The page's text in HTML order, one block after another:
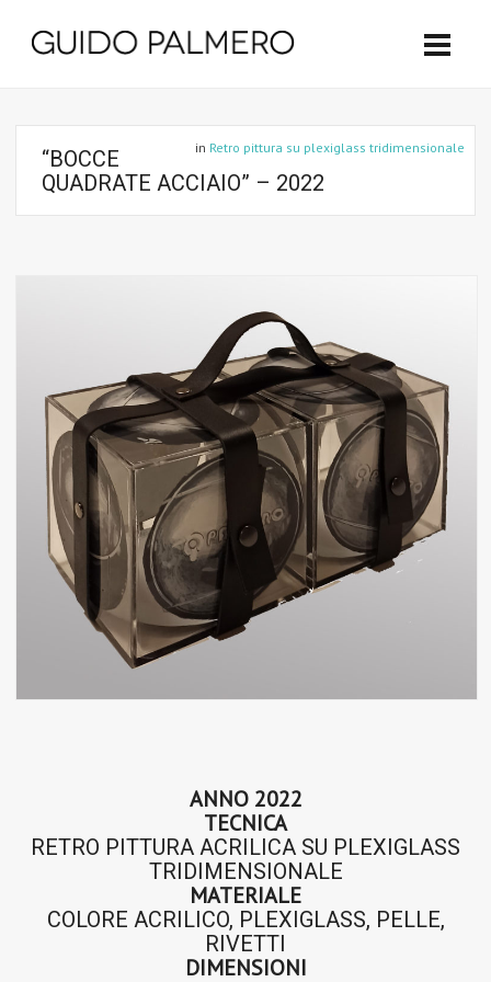
in Retro pittura su plexiglass tridimensionale
“BOCCE
QUADRATE ACCIAIO” – 2022
ANNO 2022
TECNICA
RETRO PITTURA ACRILICA SU PLEXIGLASS
TRIDIMENSIONALE
MATERIALE
COLORE ACRILICO, PLEXIGLASS, PELLE,
RIVETTI
DIMENSIONI